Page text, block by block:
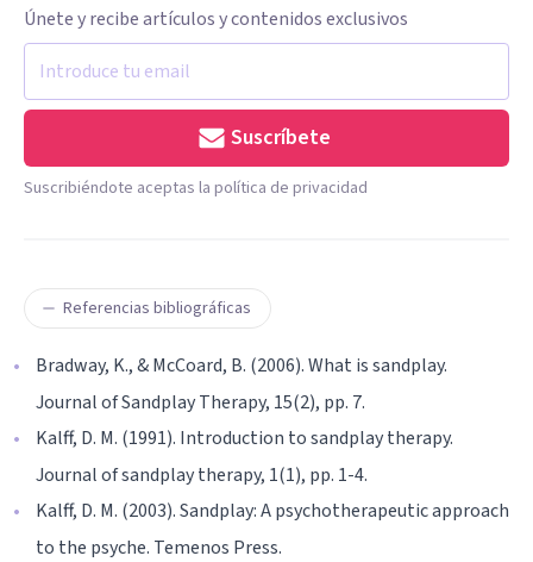
Únete y recibe artículos y contenidos exclusivos
Suscríbete
Suscribiéndote aceptas la política de privacidad
Referencias bibliográficas
Bradway, K., & McCoard, B. (2006). What is sandplay.
Journal of Sandplay Therapy, 15(2), pp. 7.
Kalff, D. M. (1991). Introduction to sandplay therapy.
Journal of sandplay therapy, 1(1), pp. 1-4.
Kalff, D. M. (2003). Sandplay: A psychotherapeutic approach
to the psyche. Temenos Press.